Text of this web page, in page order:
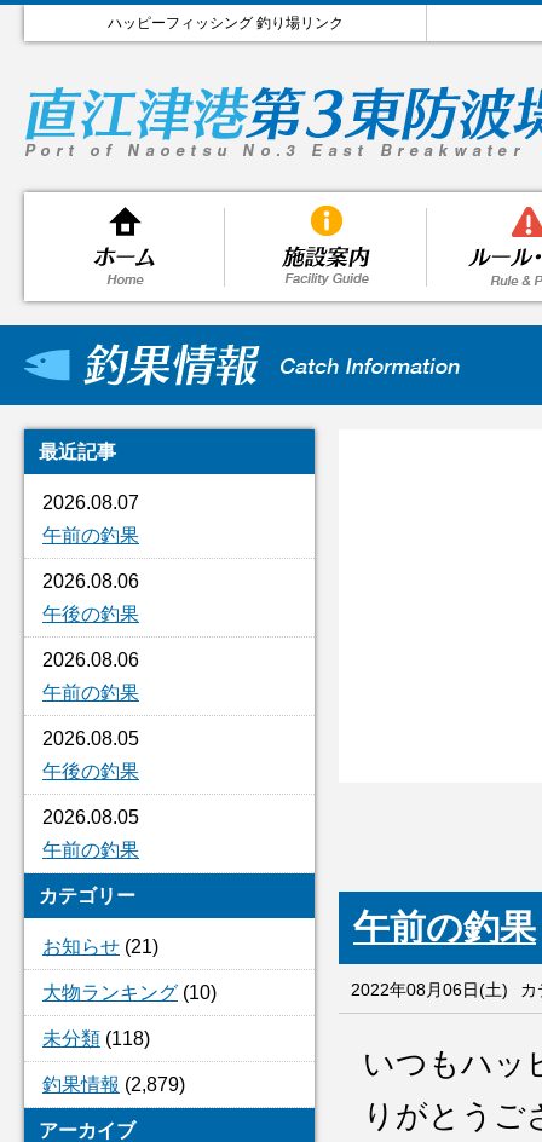
ハッピーフィッシング 釣り場リンク
最近記事
2026.08.07
午前の釣果
2026.08.06
午後の釣果
2026.08.06
午前の釣果
2026.08.05
午後の釣果
2026.08.05
午前の釣果
カテゴリー
お知らせ (21)
大物ランキング (10)
未分類 (118)
釣果情報 (2,879)
アーカイブ
午前の釣果
2022年08月06日(土) カ
いつもハッ
りがとうご